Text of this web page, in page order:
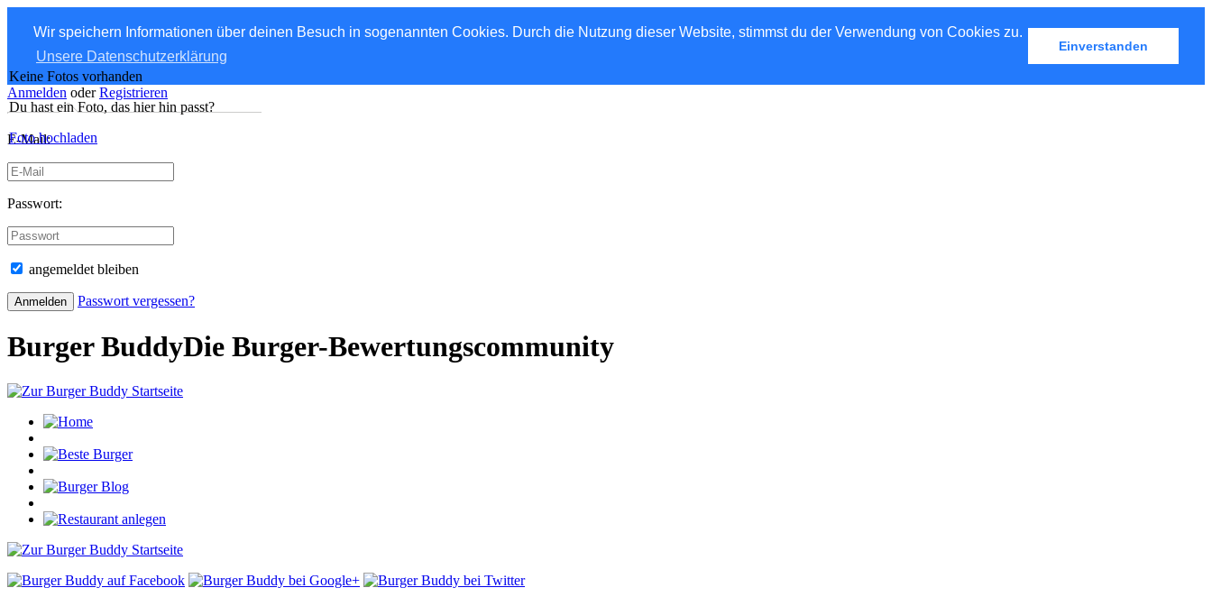
Wir speichern Informationen über deinen Besuch in sogenannten Cookies. Durch die Nutzung dieser Website, stimmst du der Verwendung von Cookies zu.
Unsere Datenschutzerklärung
Einverstanden
Anmelden oder Registrieren
E-Mail:
Passwort:
angemeldet bleiben
Passwort vergessen?
Burger BuddyDie Burger-Bewertungscommunity
Keine Fotos vorhanden
Du hast ein Foto, das hier hin passt?
Foto hochladen